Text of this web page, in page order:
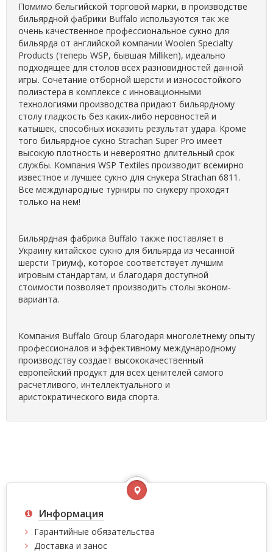
Помимо бельгийской торговой марки, в производстве
бильярдной фабрики Buffalo используются так же
очень качественное профессиональное сукно для
бильярда от английской компании Woolen Specialty
Products (теперь WSP, бывшая Milliken), идеально
подходящее для столов всех разновидностей данной
игры. Сочетание отборной шерсти и износостойкого
полиэстера в комплексе с инновационными
технологиями производства придают бильярдному
столу гладкость без каких-либо неровностей и
катышек, способных исказить результат удара. Кроме
того бильярдное сукно Strachan Super Pro имеет
высокую плотность и невероятно длительный срок
службы. Компания WSP Textiles производит всемирно
известное и лучшее сукно для снукера Strachan 6811.
Все международные турниры по снукеру проходят
только на нем!
Бильярдная фабрика Buffalo также поставляет в
Украину китайское сукно для бильярда из чесанной
шерсти Триумф, которое соответствует лучшим
игровым стандартам, и благодаря доступной
стоимости позволяет производить столы эконом-
варианта.
Компания Buffalo Group благодаря многолетнему опыту
профессионалов и эффективному международному
производству создает высококачественный
европейский продукт для всех ценителей самого
расчетливого, интеллектуального и
аристократического вида спорта.
Информация
Гарантийные обязательства
Доставка и занос